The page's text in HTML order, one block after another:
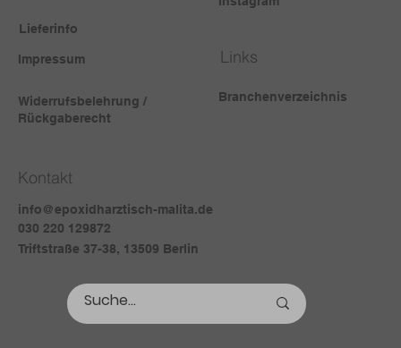
Lieferinfo
Impressum
Widerrufsbelehrung /
Rückgaberecht
Links
Branchenverzeichnis
Kontakt
info@epoxidharztisch-malita.de
030 220 129872
Triftstraße 37-38, 13509 Berlin